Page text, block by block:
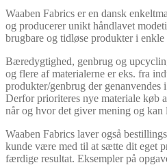
Waaben Fabrics er en dansk
og producerer unikt håndlavet
brugbare og tidløse produkter i
Bæredygtighed, genbrug og
og flere af materialerne er eks. fra
produkter/genbrug der genanvendes
Derfor prioriteres nye materiale
når og hvor det giver mening og kan
Waaben Fabrics laver også
kunde være med til at sætte dit eget
færdige resultat. Eksempler på